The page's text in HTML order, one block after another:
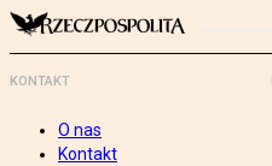
KONTAKT
O nas
Kontakt